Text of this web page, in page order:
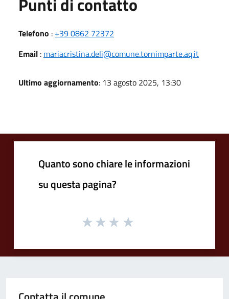
Telefono : +39 0862 72372
Email : mariacristina.deli@comune.tornimparte.aq.it
Ultimo aggiornamento: 13 agosto 2025, 13:30
Quanto sono chiare le informazioni
su questa pagina?